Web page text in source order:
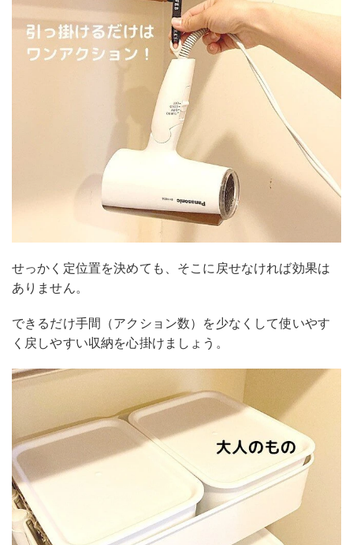
せっかく定位置を決めても、そこに戻せなければ効果は
ありません。
できるだけ手間（アクション数）を少なくして使いやす
く戻しやすい収納を心掛けましょう。